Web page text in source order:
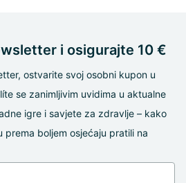
i osigurajte 10 €
ostvarite svoj osobni kupon u
se zanimljivim uvidima u aktualne
igre i savjete za zdravlje – kako
prema boljem osjećaju pratili na